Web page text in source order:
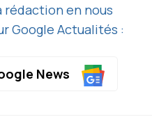
en nous
Google Actualités :
News